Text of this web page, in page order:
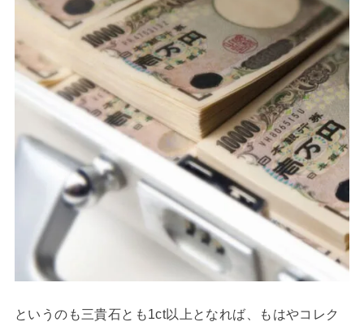
というのも三貴石とも1ct以上となれば、もはやコレク